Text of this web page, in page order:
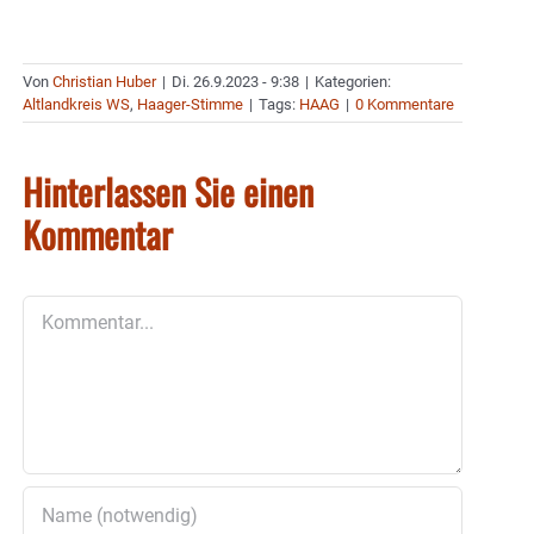
Von Christian Huber | Di. 26.9.2023 - 9:38 | Kategorien:
Altlandkreis WS, Haager-Stimme | Tags: HAAG | 0 Kommentare
Hinterlassen Sie einen
Kommentar